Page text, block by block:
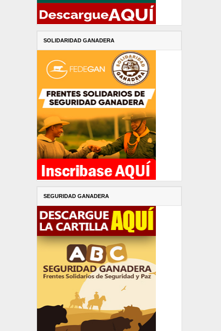
SOLIDARIDAD GANADERA
SEGURIDAD GANADERA